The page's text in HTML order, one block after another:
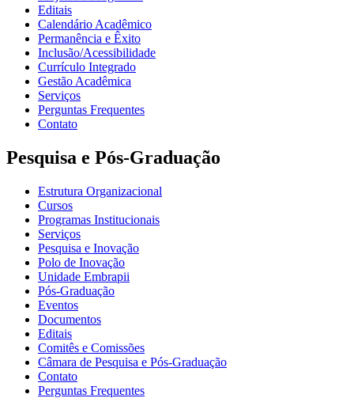
Editais
Calendário Acadêmico
Permanência e Êxito
Inclusão/Acessibilidade
Currículo Integrado
Gestão Acadêmica
Serviços
Perguntas Frequentes
Contato
Pesquisa e Pós-Graduação
Estrutura Organizacional
Cursos
Programas Institucionais
Serviços
Pesquisa e Inovação
Polo de Inovação
Unidade Embrapii
Pós-Graduação
Eventos
Documentos
Editais
Comitês e Comissões
Câmara de Pesquisa e Pós-Graduação
Contato
Perguntas Frequentes